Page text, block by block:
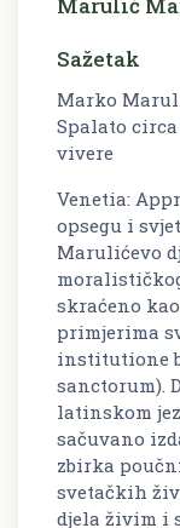
Marulić
Sažetak
Marko
Spalato
vivere
Venetia:
opsegu i
Marulićevo
skraćeno
primjerima
institutione
sanctorum).
latinskom
sačuvano
zbirka
svetačkih
djela živim i